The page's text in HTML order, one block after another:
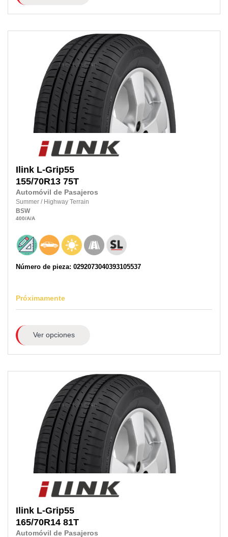
Ilink L-Grip55
155/70R13 75T
Automóvil de Pasajeros
Summer / Highway Terrain
BSW
400/A/A
Número de pieza: 0292073040393105537
Próximamente
Ver opciones
Ilink L-Grip55
165/70R14 81T
Automóvil de Pasajeros